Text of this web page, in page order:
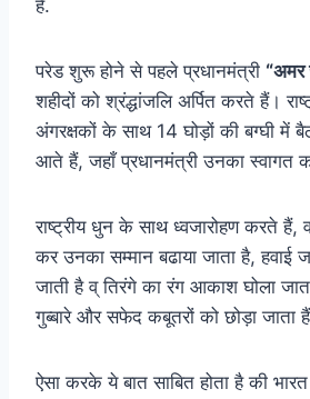
है.
परेड शुरू होने से पहले प्रधानमंत्री “अमर
शहीदों को श्रंद्धांजलि अर्पित करते हैं।
अंगरक्षकों के साथ 14 घोड़ों की बग्घी में
आते हैं, जहाँ प्रधानमंत्री उनका स्वागत
राष्ट्रीय धुन के साथ ध्वजारोहण करते हैं,
कर उनका सम्मान बढाया जाता है, हवाई
जाती है व् तिरंगे का रंग आकाश घोला
गुब्बारे और सफेद कबूतरों को छोड़ा जाता
ऐसा करके ये बात साबित होता है की